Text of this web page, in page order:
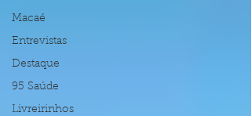
Macaé
Entrevistas
Destaque
95 Saúde
Livreirinhos